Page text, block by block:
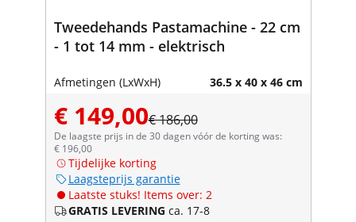
Tweedehands Pastamachine - 22 cm
- 1 tot 14 mm - elektrisch
Afmetingen (LxWxH) 36.5 x 40 x 46 cm
€ 149,00€ 186,00
De laagste prijs in de 30 dagen vóór de korting was:
€ 196,00
Tijdelijke korting
Laagsteprijs garantie
Laatste stuks! Items over: 2
GRATIS LEVERING ca. 17-8